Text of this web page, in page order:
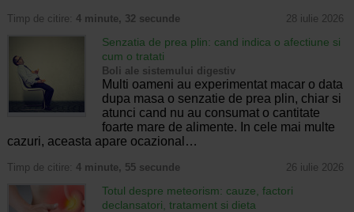
Timp de citire: 4 minute, 32 secunde 28 iulie 2026
Senzatia de prea plin: cand indica o afectiune si
cum o tratati
Boli ale sistemului digestiv
Multi oameni au experimentat macar o data
dupa masa o senzatie de prea plin, chiar si
atunci cand nu au consumat o cantitate
foarte mare de alimente. In cele mai multe
cazuri, aceasta apare ocazional…
Timp de citire: 4 minute, 55 secunde 26 iulie 2026
Totul despre meteorism: cauze, factori
declansatori, tratament si dieta